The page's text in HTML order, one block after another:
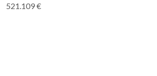
521.109 €